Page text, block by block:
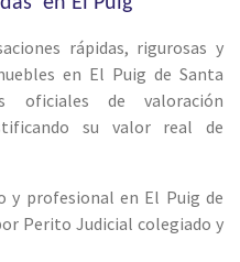
rápidas, rigurosas y
en El Puig de Santa
oficiales de valoración
su valor real de
y profesional en El Puig de
Perito Judicial colegiado y